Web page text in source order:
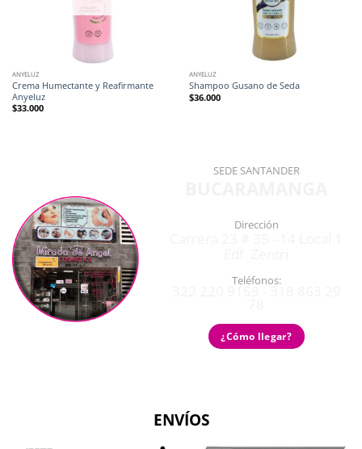
ANYELUZ
Crema Humectante y Reafirmante
Anyeluz
$33.000
ANYELUZ
Shampoo Gusano de Seda
$36.000
SEDE SANTANDER
Dirección
Teléfonos:
¿Cómo llegar?
ENVÍOS